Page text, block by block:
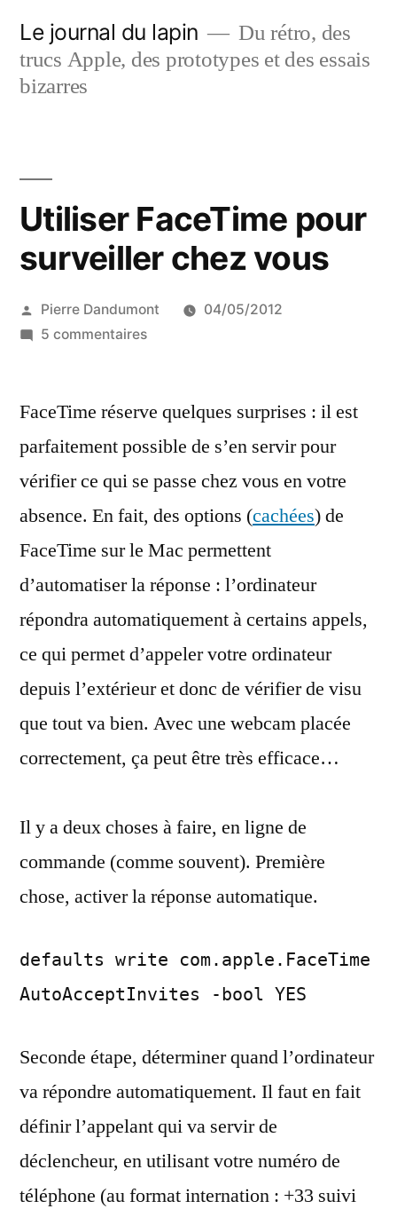
contenu
Le journal du lapin
Du rétro, des
trucs Apple, des prototypes et des essais
bizarres
Utiliser FaceTime pour
surveiller chez vous
Publié
par
Pierre Dandumont
04/05/2012
5 commentairessur
pour
chez
vous
FaceTime réserve quelques surprises : il est
parfaitement possible de s’en servir pour
vérifier ce qui se passe chez vous en votre
absence. En fait, des options (cachées) de
FaceTime sur le Mac permettent
d’automatiser la réponse : l’ordinateur
répondra automatiquement à certains appels,
ce qui permet d’appeler votre ordinateur
depuis l’extérieur et donc de vérifier de visu
que tout va bien. Avec une webcam placée
correctement, ça peut être très efficace…
Il y a deux choses à faire, en ligne de
commande (comme souvent). Première
chose, activer la réponse automatique.
defaults write com.apple.FaceTime
AutoAcceptInvites -bool YES
Seconde étape, déterminer quand l’ordinateur
va répondre automatiquement. Il faut en fait
définir l’appelant qui va servir de
déclencheur, en utilisant votre numéro de
téléphone (au format internation : +33 suivi